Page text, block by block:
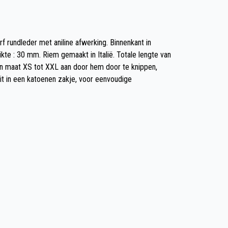
rundleder met aniline afwerking. Binnenkant in
: 30 mm. Riem gemaakt in Italië. Totale lengte van
maat XS tot XXL aan door hem door te knippen,
in een katoenen zakje, voor eenvoudige